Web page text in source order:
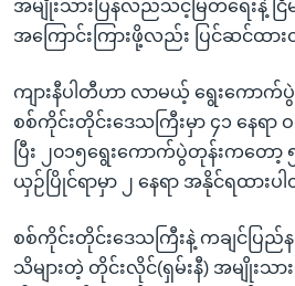
အမျိုးသားပြန်လည်သင့်မြတ်ရေးနဲ့ ငြိ
အကြောင်းကြားဖို့လည်း ပြင်ဆင်ထ
ကျားနီပါတီဟာ လာမယ့် ရွေးကောက်
စစ်ကိုင်းတိုင်းဒေသကြီးမှာ ၄၁ နေရာ
ပြီး ၂၀၁၅ရွေးကောက်ပွဲတုန်းကတော့
ယှဉ်ပြိုင်ရာမှာ ၂ နေရာ အနိုင်ရထားပ
စစ်ကိုင်းတိုင်းဒေသကြီးနဲ့ ကချင်ပြည်
သိများတဲ့ တိုင်းလိုင်(ရှမ်းနီ) အမျိုးသာ